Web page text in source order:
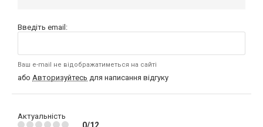
Введіть email:
Ваш e-mail не відображатиметься на сайті
або Авторизуйтесь для написання відгуку
Актуальність